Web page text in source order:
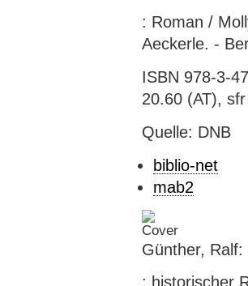
: Roman /
Aeckerle. -
ISBN 978-3-
20.60 (AT),
Quelle: DNB
biblio-net
mab2
Günther,
: historischer